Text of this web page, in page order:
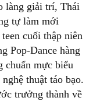
làng giải trí, Thái
tự làm mới
cuối thập niên
Pop-Dance hàng
chuẩn mực biểu
thuật táo bạo.
trưởng thành về